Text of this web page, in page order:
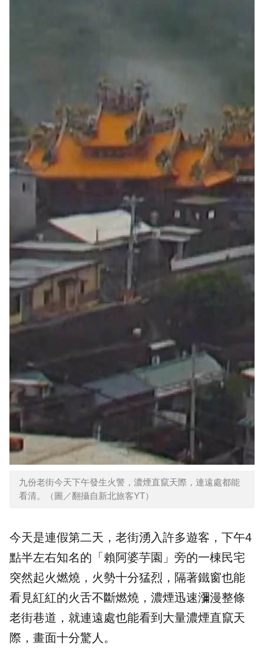
九份老街今天下午發生火警，濃煙直竄天際，連遠處都能
看清。（圖／翻攝自新北旅客YT）
今天是連假第二天，老街湧入許多遊客，下午4
點半左右知名的「賴阿婆芋園」旁的一棟民宅
突然起火燃燒，火勢十分猛烈，隔著鐵窗也能
看見紅紅的火舌不斷燃燒，濃煙迅速瀰漫整條
老街巷道，就連遠處也能看到大量濃煙直竄天
際，畫面十分驚人。